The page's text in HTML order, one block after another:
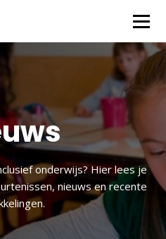
onderwijs? Hier lees je
nieuws en recente